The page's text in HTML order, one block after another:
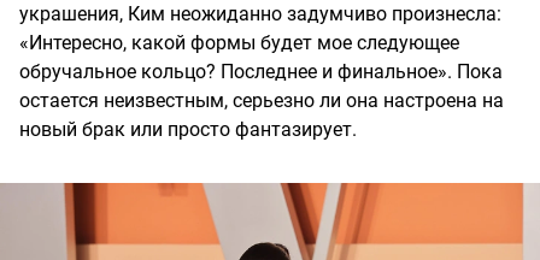
украшения, Ким неожиданно задумчиво произнесла:
«Интересно, какой формы будет мое следующее
обручальное кольцо? Последнее и финальное». Пока
остается неизвестным, серьезно ли она настроена на
новый брак или просто фантазирует.